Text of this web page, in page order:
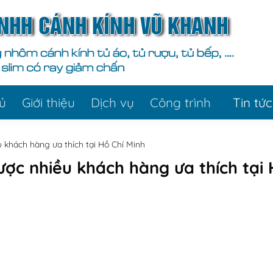
Giới thiệu Dịch vụ Công trình Tin tức
hàng ưa thích tại Hồ Chí Minh
nhiều khách hàng ưa thích tại